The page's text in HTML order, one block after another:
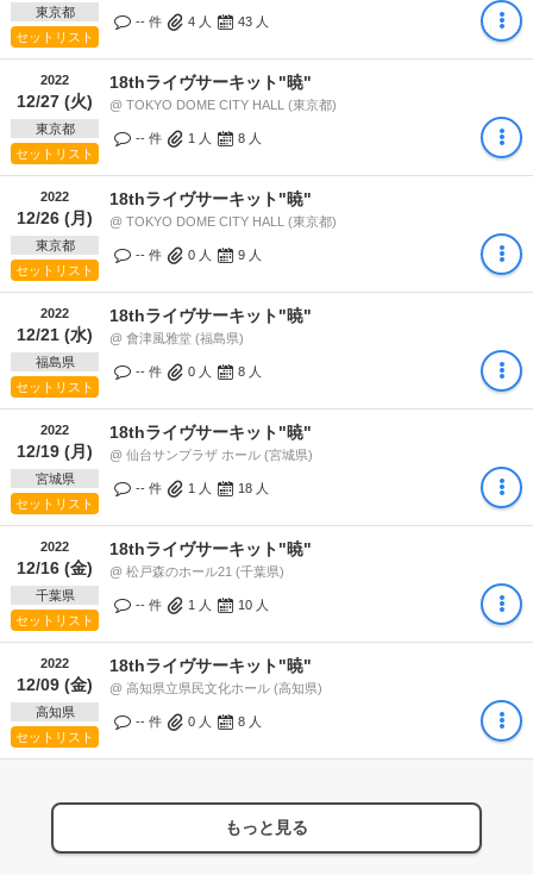
東京都
セットリスト
-- 件 4 人 43 人
2022
12/27 (火)
東京都
セットリスト
18thライヴサーキット"暁"
@ TOKYO DOME CITY HALL (東京都)
-- 件 1 人 8 人
2022
12/26 (月)
東京都
セットリスト
18thライヴサーキット"暁"
@ TOKYO DOME CITY HALL (東京都)
-- 件 0 人 9 人
2022
12/21 (水)
福島県
セットリスト
18thライヴサーキット"暁"
@ 會津風雅堂 (福島県)
-- 件 0 人 8 人
2022
12/19 (月)
宮城県
セットリスト
18thライヴサーキット"暁"
@ 仙台サンプラザ ホール (宮城県)
-- 件 1 人 18 人
2022
12/16 (金)
千葉県
セットリスト
18thライヴサーキット"暁"
@ 松戸森のホール21 (千葉県)
-- 件 1 人 10 人
2022
12/09 (金)
高知県
セットリスト
18thライヴサーキット"暁"
@ 高知県立県民文化ホール (高知県)
-- 件 0 人 8 人
もっと見る